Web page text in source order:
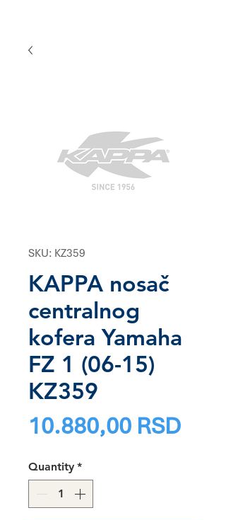
SKU: KZ359
KAPPA nosač
centralnog
kofera Yamaha
FZ 1 (06-15)
KZ359
10.880,00 RSDPrice
Quantity *